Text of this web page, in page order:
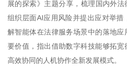
展的探索》主题分享，梳理国内外
组织层面AI应用风险并提出应对举
解智能体在法律服务场景中的落地
要价值，指出借助数字科技能够拓
高效协同的人机协作全新发展模式。